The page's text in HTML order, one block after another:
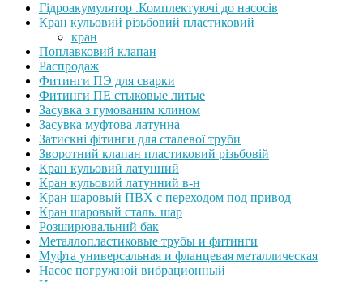
Гідроакумулятор .Комплектуючі до насосів
Кран кульовий різьбовий пластиковий
кран
Поплавковий клапан
Распродаж
Фитинги ПЭ для сварки
Фитинги ПЕ стыковые литые
Засувка з гумованим клином
Засувка муфтова латунна
Затискні фітинги для сталевої труби
Зворотний клапан пластиковий різьбовій
Кран кульовий латунний
Кран кульовий латунний в-н
Кран шаровый ПВХ с переходом под привод
Кран шаровый сталь. шар
Розширювальний бак
Металлопластиковые трубы и фитинги
Муфта универсальная и фланцевая металлическая
Насос погружной вибрационный